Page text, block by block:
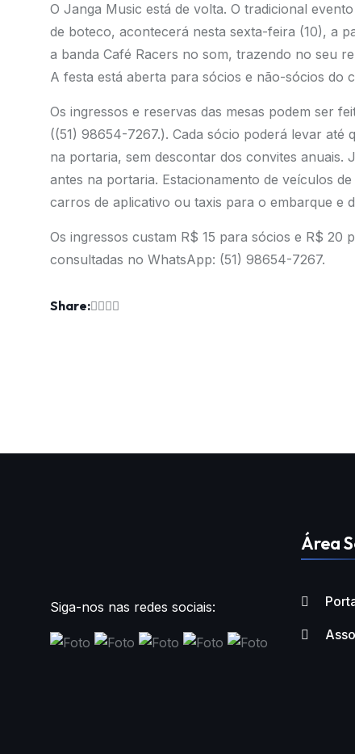
O Janga Music está de volta. O tradicional
de boteco, acontecerá nesta sexta-feira (10), a
a banda Café Racers no som, trazendo no seu
A festa está aberta para sócios e não-sócios do
Os ingressos e reservas das mesas podem ser
((51) 98654-7267.). Cada sócio poderá levar até
na portaria, sem descontar dos convites anuais.
antes na portaria. Estacionamento de veículos
carros de aplicativo ou taxis para o embarque e
Os ingressos custam R$ 15 para sócios e R$
consultadas no WhatsApp: (51) 98654-7267.
Share:
Siga-nos nas redes sociais:
Área